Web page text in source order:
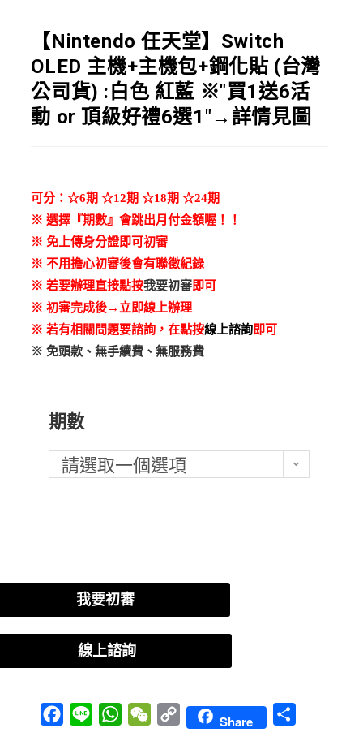
【Nintendo 任天堂】Switch
OLED 主機+主機包+鋼化貼 (台灣
公司貨) :白色 紅藍 ※"買1送6活
動 or 頂級好禮6選1"→詳情見圖
可分：☆6期 ☆12期 ☆18期 ☆24期
※ 選擇『期數』會跳出月付金額喔！！
※免上傳身分證即可初審
※不用擔心初審後會有聯徵紀錄
※ 若要辦理直接點按我要初審即可
※ 初審完成後→立即線上辦理
※ 若有相關問題要諮詢，在點按線上諮詢即可
※ 免頭款、無手續費、無服務費
期數
請選取一個選項
我要初審
線上諮詢
W
W
C
Share